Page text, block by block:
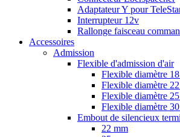
Adaptateur Y pour
Interrupteur 12v
Rallonge faisceau
Accessoires
Admission
Flexible d'admission d'air
Flexible diamètre
Flexible diamètre
Flexible diamètre
Flexible diamètre
Embout de silencieux
22 mm